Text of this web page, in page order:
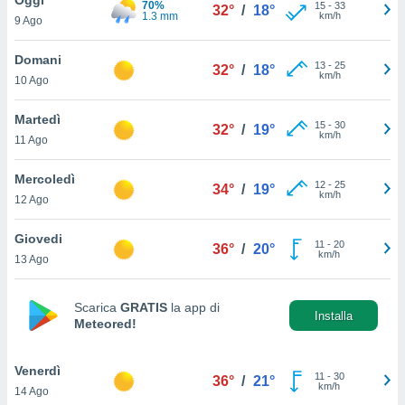
è
al sito
di
ci
di
il
un
la
nella
9 Ago
70%
1.3 mm
32° / 18° 15- 33
km/h
Domani
10 Ago
32° / 18° 13- 25
km/h
Martedì
11 Ago
32° / 19° 15- 30
km/h
Mercoledì
12 Ago
34° / 19° 12- 25
km/h
Giovedi
13 Ago
36° / 20° 11 - 20
km/h
Scarica GRATIS la app di
Meteored!
Installa
Venerdì
14 Ago
36° / 21° 11 - 30
km/h